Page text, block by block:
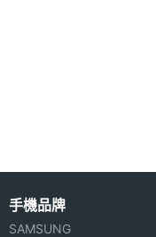
◎ 4.7 吋 1080P 明
1,080pixels 螢幕解析
解析度
手機品牌
SAMSUNG